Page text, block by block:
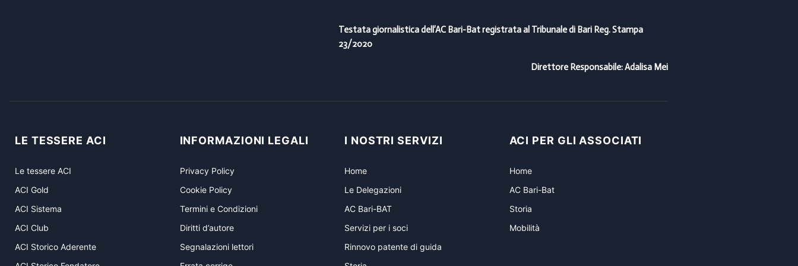
Testata giornalistica dell’AC Bari-Bat registrata al Tribunale di Bari Reg. Stampa
23/2020
Direttore Responsabile: Adalisa Mei
LE TESSERE ACI
Le tessere ACI
ACI Gold
ACI Sistema
ACI Club
ACI Storico Aderente
INFORMAZIONI LEGALI
Privacy Policy
Cookie Policy
Termini e Condizioni
Diritti d’autore
Segnalazioni lettori
I NOSTRI SERVIZI
Home
Le Delegazioni
AC Bari-BAT
Servizi per i soci
Rinnovo patente di guida
ACI PER GLI ASSOCIATI
Home
AC Bari-Bat
Storia
Mobilità